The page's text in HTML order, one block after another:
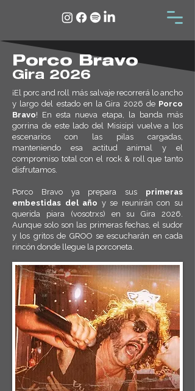
Porco Bravo
Gira 2026
¡El porc and roll más salvaje recorrerá lo ancho
y largo del estado en la Gira 2026 de Porco
Bravo! En esta nueva etapa, la banda más
gorrina de este lado del Misisipi vuelve a los
escenarios con las pilas cargadas,
manteniendo esa actitud animal y el
compromiso total con el rock & roll que tanto
disfrutamos.
Porco Bravo ya prepara sus primeras
embestidas del año y se reunirán con su
querida piara (vosotrxs) en su Gira 2026.
Aunque solo son las primeras fechas, el sudor
y los gritos de GROO se escucharán en cada
rincón donde llegue la porconeta.